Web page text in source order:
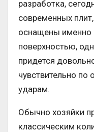
разработка,
современных
оснащены именно
поверхностью,
придется
чувствительно
ударам.
Обычно хозяйки
классическим